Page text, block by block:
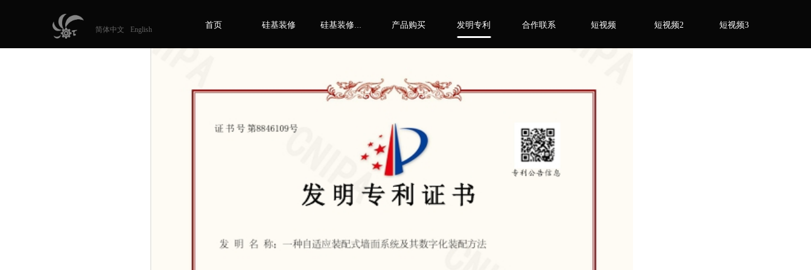
首页 硅基装修 硅基装修十七只手机器人 产品购买 发明专利 合作联系 短视频 短视频2 短视频3
简体中文 English